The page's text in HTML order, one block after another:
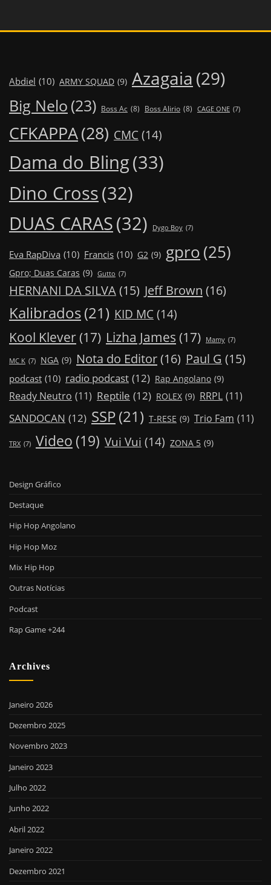
Abdiel (10) ARMY SQUAD (9) Azagaia (29)
Big Nelo (23) Boss Ac (8) Boss Alirio (8) CAGE ONE (7)
CFKAPPA(28) CMC (14)
Dama do Bling(33)
Dino Cross(32)
DUAS CARAS(32) Dygo Boy (7)
Eva RapDiva (10) Francis (10) G2 (9) gpro(25)
Gpro; Duas Caras (9) Gutto (7)
HERNANI DA SILVA(15) Jeff Brown (16)
Kalibrados(21) KID MC (14)
Kool Klever (17) Lizha James (17) Mamy (7)
MC K (7) NGA (9) Nota do Editor(16) Paul G (15)
podcast (10) radio podcast (12) Rap Angolano (9)
Ready Neutro (11) Reptile (12) ROLEX (9) RRPL (11)
SANDOCAN (12) SSP(21) T-RESE (9) Trio Fam (11)
TRX (7) Video (19) Vui Vui (14) ZONA 5 (9)
Design Gráfico
Destaque
Hip Hop Angolano
Hip Hop Moz
Mix Hip Hop
Outras Notícias
Podcast
Rap Game +244
Archives
Janeiro 2026
Dezembro 2025
Novembro 2023
Janeiro 2023
Julho 2022
Junho 2022
Abril 2022
Janeiro 2022
Dezembro 2021